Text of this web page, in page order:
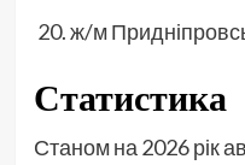
ж/м
Статистика
Станом на 2026 рік